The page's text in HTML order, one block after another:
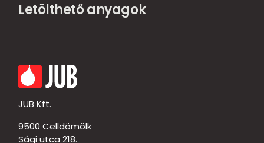
Letölthető anyagok
JUB Kft.
9500 Celldömölk
Sági utca 218.